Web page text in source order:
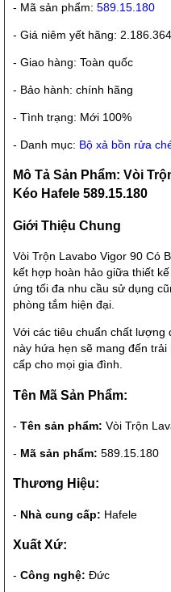
- Mã sản phẩm: 589.15.180
- Giá niêm yết hãng:
- Giao hàng: Toàn quốc
- Bảo hành: chính hãng
- Tình trạng: Mới 100%
- Danh mục: Bộ xả bồn rửa
Mô Tả Sản Phẩm: Vòi
Kéo Hafele 589.15.180
Giới Thiệu Chung
Vòi Trộn Lavabo Vigor 90 Có
kết hợp hoàn hảo giữa thiết
ứng tối đa nhu cầu sử dụng
phòng tắm hiện đại.
Với các tiêu chuẩn chất
này hứa hẹn sẽ mang đến
cấp cho mọi gia đình.
Tên Mã Sản Phẩm:
- Tên sản phẩm: Vòi Trộn
- Mã sản phẩm: 589.15.180
Thương Hiệu:
- Nhà cung cấp: Hafele
Xuất Xứ:
- Công nghệ: Đức